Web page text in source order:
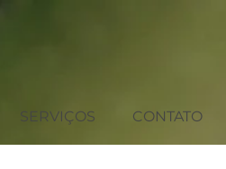
SERVIÇOS CONTATO